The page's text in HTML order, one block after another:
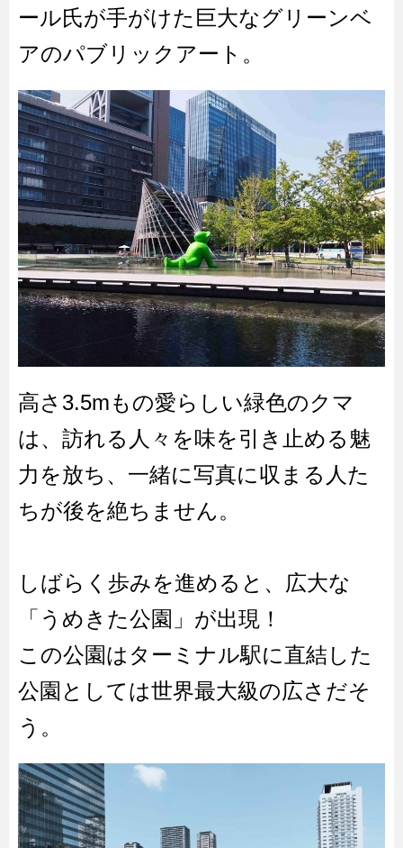
ール氏が手がけた巨大なグリーンベ
アのパブリックアート。
高さ3.5mもの愛らしい緑色のクマ
は、訪れる人々を味を引き止める魅
力を放ち、一緒に写真に収まる人た
ちが後を絶ちません。
しばらく歩みを進めると、広大な
「うめきた公園」が出現！
この公園はターミナル駅に直結した
公園としては世界最大級の広さだそ
う。